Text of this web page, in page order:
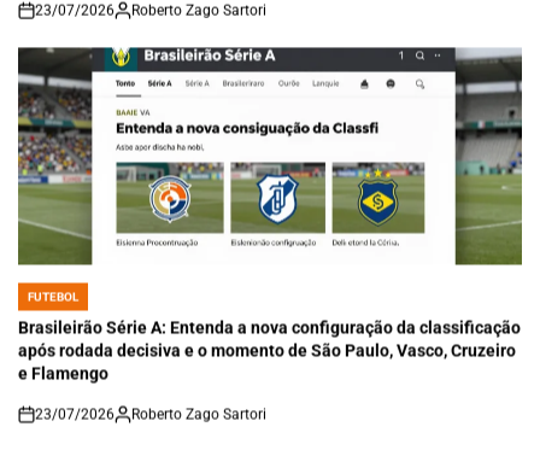
on
23/07/2026 Roberto Zago Sartori
POSTED
IN
FUTEBOL
Brasileirão Série A: Entenda a nova configuração da classificação
após rodada decisiva e o momento de São Paulo, Vasco, Cruzeiro
e Flamengo
on
23/07/2026 Roberto Zago Sartori